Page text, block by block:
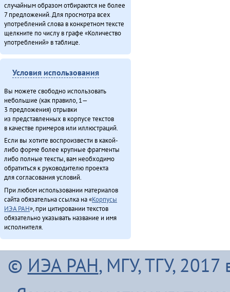
О̄н бэе Киӈгиттӯ аӣса̄н (2011)
Онё̄вувча̄л Библия Улгӯрилин (2011)
Он умнэ булэсэл урилэндула эмэрэ (2010)
«Орорво иргичимнил» Китайду (2013)
Севергарду хэгды документ (2013)
Севергар икэрдули (2013)
Секция этнокультурнай алагувундули (2013)
Таткитва эмэндын (2013)
Туруӈи авгарачимнил техникумду 70 анӈанил [1] (2013)
Туруӈи авгарачимнил техникумду 70 анӈанил [2] (2013)
Турэн – илэды баин (2013)
Хавал мудана ачин (2013)
Хаварук ООО «Традиционнай Северӈи булталин» [1] (2013)
Хаварук ООО «Традиционнай Северӈи булталин» [2] (2013)
Хулакӣ тадук ама̄ка̄ (2011)
Хэвэкӣнӯн ӈинакин тадук Ха̄ргӣ (2011)
Хэгдыл, эӈэсил, савкал илэл [1] (2013)
Хэгдыл, эӈэсил, савкал илэл [2] (2013)
Эвенкиядук сониӈил — давдымнилва денчанал (2013)
случайным образом отбираются не более
7 предложений. Для просмотра всех
употреблений слова в конкретном тексте
щелкните по числу в графе «Количество
употреблений» в таблице.
Условия использования
Вы можете свободно использовать
небольшие (как правило, 1—
3 предложения) отрывки
из представленных в корпусе текстов
в качестве примеров или иллюстраций.
Если вы хотите воспроизвести в какой-
либо форме более крупные фрагменты
либо полные тексты, вам необходимо
обратиться к руководителю проекта
для согласования условий.
При любом использовании материалов
сайта обязательна ссылка на «Корпусы
ИЭА РАН», при цитировании текстов
обязательно указывать название и имя
исполнителя.
© ИЭА РАН, МГУ, ТГУ, 2017